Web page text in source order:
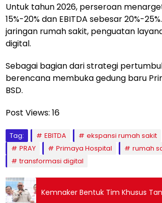
Untuk tahun 2026, perseroan
15%-20% dan EBITDA sebesar 20%-
jaringan rumah sakit, penguatan
digital.
Sebagai bagian dari strategi
berencana membuka gedung baru
BSD.
Post Views: 16
Tag: EBITDA ekspansi rumah sakit
PRAY
Primaya Hospital rumah
transformasi digital
Kemnaker Bentuk Tim Khusus